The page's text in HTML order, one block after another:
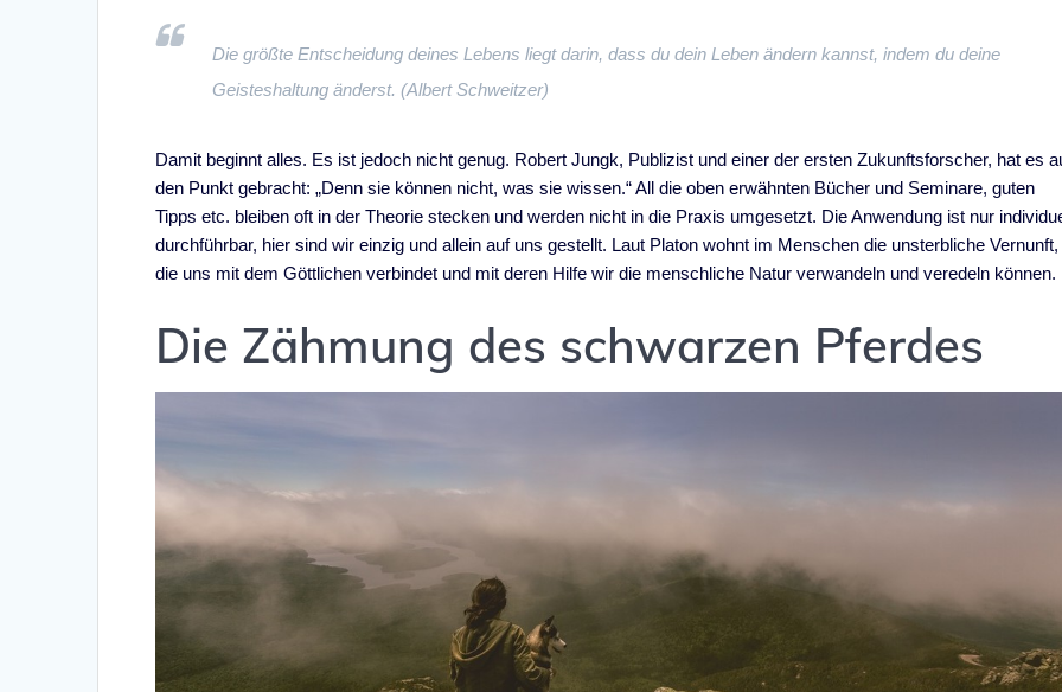
Die größte Entscheidung deines Lebens liegt darin, dass du dein Leben ändern kannst, indem du deine
Geisteshaltung änderst. (Albert Schweitzer)
Damit beginnt alles. Es ist jedoch nicht genug. Robert Jungk, Publizist und einer der ersten Zukunftsforscher, hat es
den Punkt gebracht: „Denn sie können nicht, was sie wissen.“ All die oben erwähnten Bücher und Seminare, guten
Tipps etc. bleiben oft in der Theorie stecken und werden nicht in die Praxis umgesetzt. Die Anwendung ist nur
durchführbar, hier sind wir einzig und allein auf uns gestellt. Laut Platon wohnt im Menschen die unsterbliche Vernunft,
die uns mit dem Göttlichen verbindet und mit deren Hilfe wir die menschliche Natur verwandeln und veredeln können.
Die Zähmung des schwarzen Pferdes